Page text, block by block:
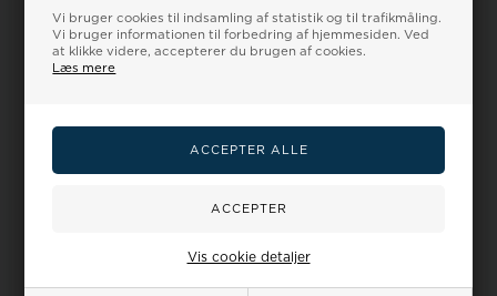
Vi bruger cookies til indsamling af statistik og til trafikmåling.
Vi bruger informationen til forbedring af hjemmesiden. Ved
at klikke videre, accepterer du brugen af cookies.
Læs mere
Vis cookie detaljer
Tilbage tilalle Cover urene Dameure